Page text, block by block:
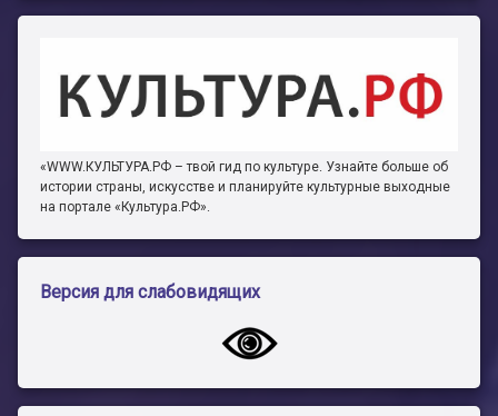
«WWW.КУЛЬТУРА.РФ – твой гид по культуре. Узнайте больше об
истории страны, искусстве и планируйте культурные выходные
на портале «Культура.РФ».
Версия для слабовидящих